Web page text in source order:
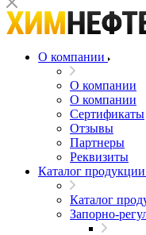
О компании
О компании
О компании
Сертификаты
Отзывы
Партнеры
Реквизиты
Каталог продукции
Каталог
Запорно-